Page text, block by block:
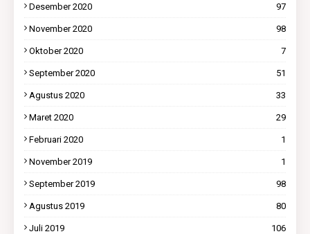
Desember 2020 97
November 2020 98
Oktober 2020 7
September 2020 51
Agustus 2020 33
Maret 2020 29
Februari 2020 1
November 2019 1
September 2019 98
Agustus 2019 80
Juli 2019 106